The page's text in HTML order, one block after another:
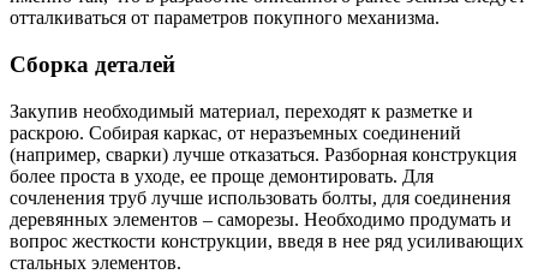
отталкиваться от параметров покупного механизма.
Сборка деталей
Закупив необходимый материал, переходят к разметке и
раскрою. Собирая каркас, от неразъемных соединений
(например, сварки) лучше отказаться. Разборная конструкция
более проста в уходе, ее проще демонтировать. Для
сочленения труб лучше использовать болты, для соединения
деревянных элементов – саморезы. Необходимо продумать и
вопрос жесткости конструкции, введя в нее ряд усиливающих
стальных элементов.